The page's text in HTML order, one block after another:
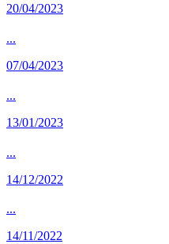
20/04/2023
...
07/04/2023
...
13/01/2023
...
14/12/2022
...
14/11/2022